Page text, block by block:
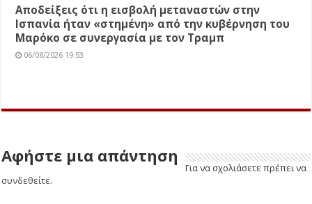
Αποδείξεις ότι η εισβολή μεταναστών στην
Ισπανία ήταν «στημένη» από την κυβέρνηση του
Μαρόκο σε συνεργασία με τον Τραμπ
06/08/2026 19:53
Αφήστε μια απάντηση
Για να σχολιάσετε πρέπει να
συνδεθείτε.